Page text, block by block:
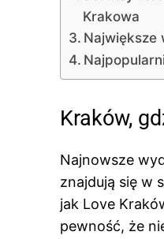
Krakowa
Największe
Kraków,
Najnowsze
znajdują się w
jak Love
pewność, że